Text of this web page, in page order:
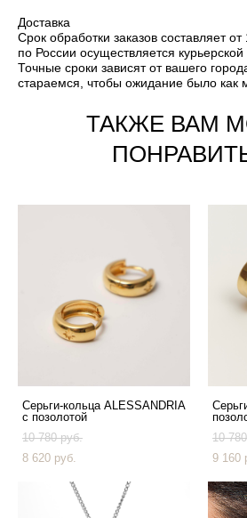
Доставка
Срок обработки заказов составляет
по России осуществляется
Точные сроки зависят от вашего
стараемся, чтобы ожидание было как
ТАКЖЕ ВАМ
Серьги-кольца ALESSANDRIA
с позолотой
10 780 pуб.
8 620 pуб.
10
9 160